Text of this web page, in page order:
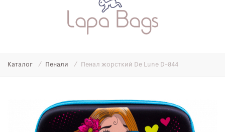
ШКІЛЬНІ РЮКЗАКИ ТА РАНЦІ
МОЛОДІЖНІ РЮКЗАКИ
МІШКИ ДЛЯ ВЗУТТЯ
Каталог Пенали Пенал жорсткий De Lune D-844